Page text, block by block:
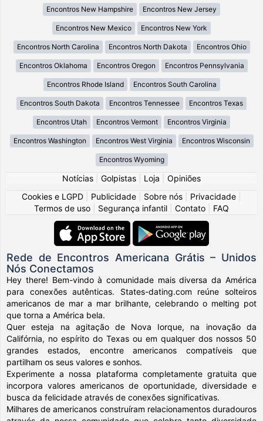
Encontros New Hampshire Encontros New Jersey
Encontros New Mexico Encontros New York
Encontros North Carolina Encontros North Dakota Encontros Ohio
Encontros Oklahoma Encontros Oregon Encontros Pennsylvania
Encontros Rhode Island Encontros South Carolina
Encontros South Dakota Encontros Tennessee Encontros Texas
Encontros Utah Encontros Vermont Encontros Virginia
Encontros Washington Encontros West Virginia Encontros Wisconsin
Encontros Wyoming
Notícias Golpistas Loja
Opiniões
Cookies e LGPD
Publicidade Sobre nós Privacidade
Termos de uso
Segurança infantil Contato FAQ
Rede de Encontros Americana Grátis – Unidos
Nós Conectamos
Hey there! Bem-vindo à comunidade mais diversa da América
para conexões autênticas. States-dating.com reúne solteiros
americanos de mar a mar brilhante, celebrando o melting pot
que torna a América bela.
Quer esteja na agitação de Nova Iorque, na inovação da
Califórnia, no espírito do Texas ou em qualquer dos nossos 50
grandes estados, encontre americanos compatíveis que
partilham os seus valores e sonhos.
Experimente a nossa plataforma completamente gratuita que
incorpora valores americanos de oportunidade, diversidade e
busca da felicidade através de conexões significativas.
Milhares de americanos construíram relacionamentos duradouros